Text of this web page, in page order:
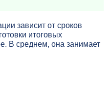
зависит от сроков
итоговых
В среднем, она занимает